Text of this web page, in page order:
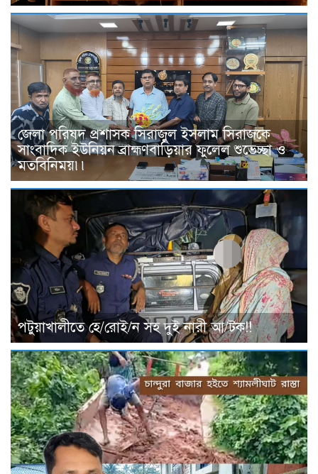
জেলা পরিষদ প্রশাসক সিরাজুল ইসলাম সিরাজকে
সাংবাদিক ইউনিয়ন ব্রাহ্মণবাড়িয়ার ফুলেল শুভেচ্ছা ও
মতবিনিময়৷৷
পটুয়াখালীতে হে/রোই/ন সহ দুই নারী আ/টক!!